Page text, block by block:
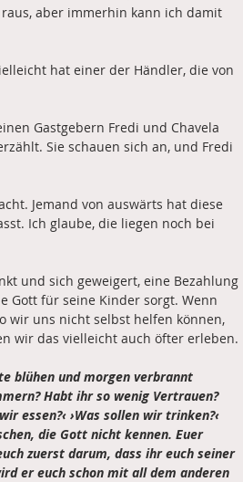
aber immerhin kann ich damit
hat einer der Händler, die von
Gastgebern Fredi und Chavela
Sie schauen sich an, und Fredi
Jemand von auswärts hat diese
Ich glaube, die liegen noch bei
und sich geweigert, eine Bezahlung
Gott für seine Kinder sorgt. Wenn
wir uns nicht selbst helfen können,
wir das vielleicht auch öfter erleben.
blühen und morgen verbrannt
Habt ihr so wenig Vertrauen?
essen?‹ ›Was sollen wir trinken?‹
die Gott nicht kennen. Euer
zuerst darum, dass ihr euch seiner
er euch schon mit all dem anderen